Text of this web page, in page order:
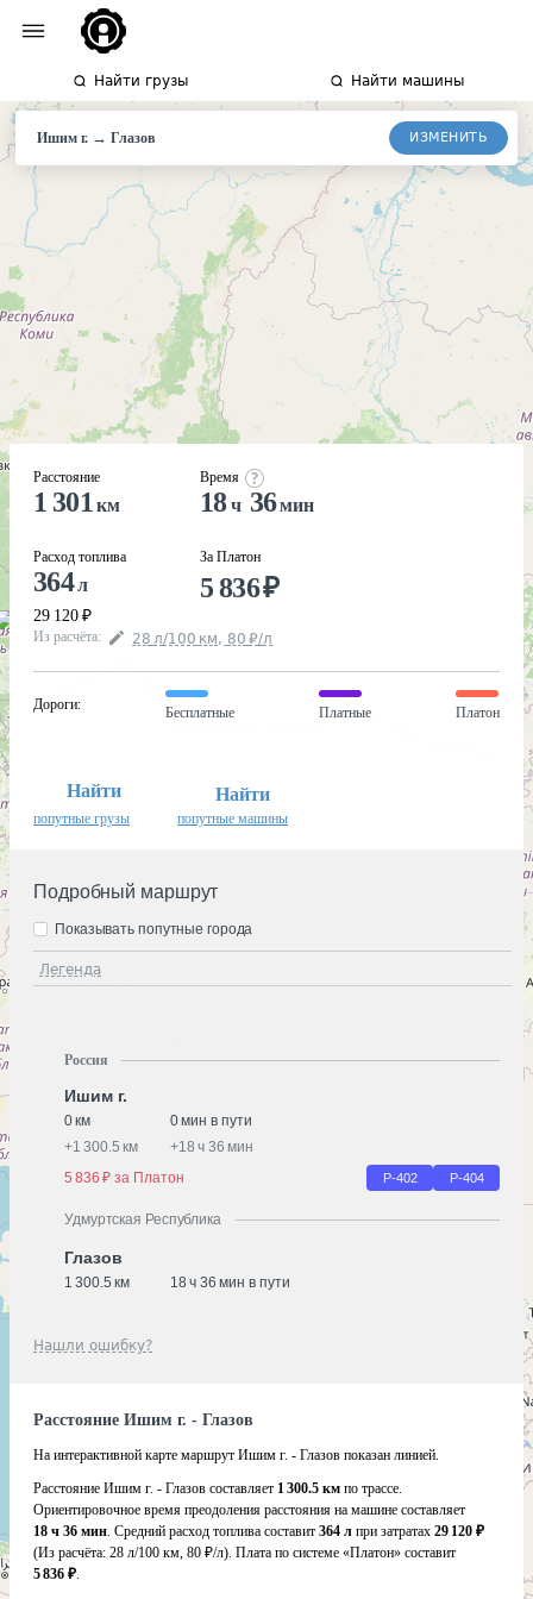
Найти грузы Найти машины
Ишим г. →Глазов ИЗМЕНИТЬ
Расстояние
1 301 км
Расход топлива
364л
29 120 ₽
Время
18ч 36мин
За Платон
5 836₽
Из расчёта: 28 л/100 км, 80 ₽/л
Дороги:
Бесплатные Платные Платон
Найти
попутные грузы
Найти
попутные машины
Подробный маршрут
Легенда
Показывать попутные города
Россия
Ишим г.
0 км
0 мин в пути
+1 300.5 км +18 ч 36 мин
5 836 ₽ за Платон
Р-402 Р-404
Удмуртская Республика
Глазов
1 300.5 км 18 ч 36 мин в пути
Нашли ошибку?
Расстояние Ишим г. - Глазов
На интерактивной карте маршрут Ишим г. - Глазов показан линией.
Расстояние Ишим г. - Глазов составляет 1 300.5 км по трассе.
Ориентировочное время преодоления расстояния на машине составляет
18 ч 36 мин. Средний расход топлива составит 364 л при затратах 29 120 ₽
(Из расчёта: 28 л/100 км, 80 ₽/л). Плата по системе «Платон» составит
5 836 ₽.